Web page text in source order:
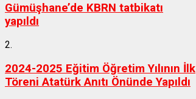
Gümüşhane’de KBRN tatbikatı
yapıldı
2.
2024-2025 Eğitim Öğretim Yılının İlk
Töreni Atatürk Anıtı Önünde Yapıldı